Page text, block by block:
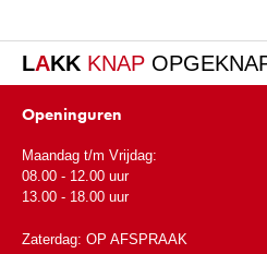
LAKK KNAP
Openinguren
Maandag t/m Vrijdag:
08.00 - 12.00 uur
13.00 - 18.00 uur
Zaterdag: OP AFSPRAAK